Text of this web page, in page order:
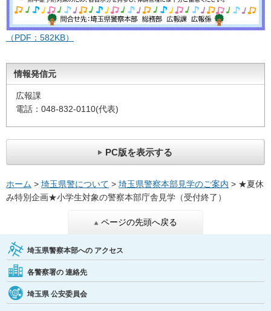
（PDF：582KB）
情報発信元
広報課
電話：048-832-0110(代表)
PC版を表示する
ホーム > 埼玉県警について > 埼玉県警察本部見学のご案内 > ★夏休
み特別企画★小学生対象の警察本部庁舎見学（受付終了）
ページの先頭へ戻る
埼玉県警察本部への アクセス
各警察署の 連絡先
埼玉県 公安委員会